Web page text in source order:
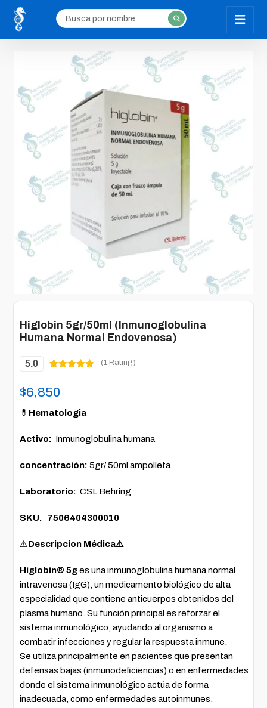
Higlobin 5gr/50ml (Inmunoglobulina
Humana Normal Endovenosa)
5.0
5 basado
puntuación
de cliente
(1 Rating)
$6,850
💊 Hematologia
Activo: Inmunoglobulina humana
concentración:5gr/ 50ml ampolleta.
Laboratorio:CSL Behring
SKU. 7506404300010
⚠️Descripcion Médica⚠️
Higlobin® 5ges una inmunoglobulina humana normal
intravenosa (IgG), un medicamento biológico de alta
especialidad que contiene anticuerpos obtenidos del
plasma humano. Su función principal es reforzar el
sistema inmunológico, ayudando al organismo a
combatir infecciones y regular la respuesta inmune.
Se utiliza principalmente en pacientes que presentan
defensas bajas (inmunodeficiencias) o en enfermedades
donde el sistema inmunológico actúa de forma
inadecuada, como enfermedades autoinmunes.